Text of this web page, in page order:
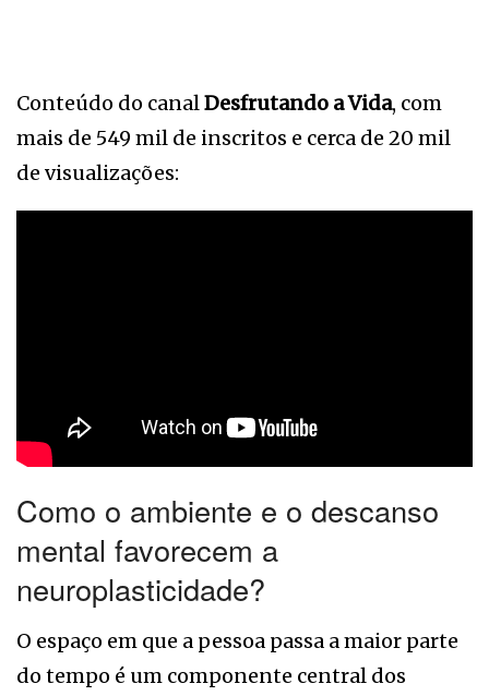
Conteúdo do canal Desfrutando a Vida, com
mais de 549 mil de inscritos e cerca de 20 mil
de visualizações:
Como o ambiente e o descanso
mental favorecem a
neuroplasticidade?
O espaço em que a pessoa passa a maior parte
do tempo é um componente central dos